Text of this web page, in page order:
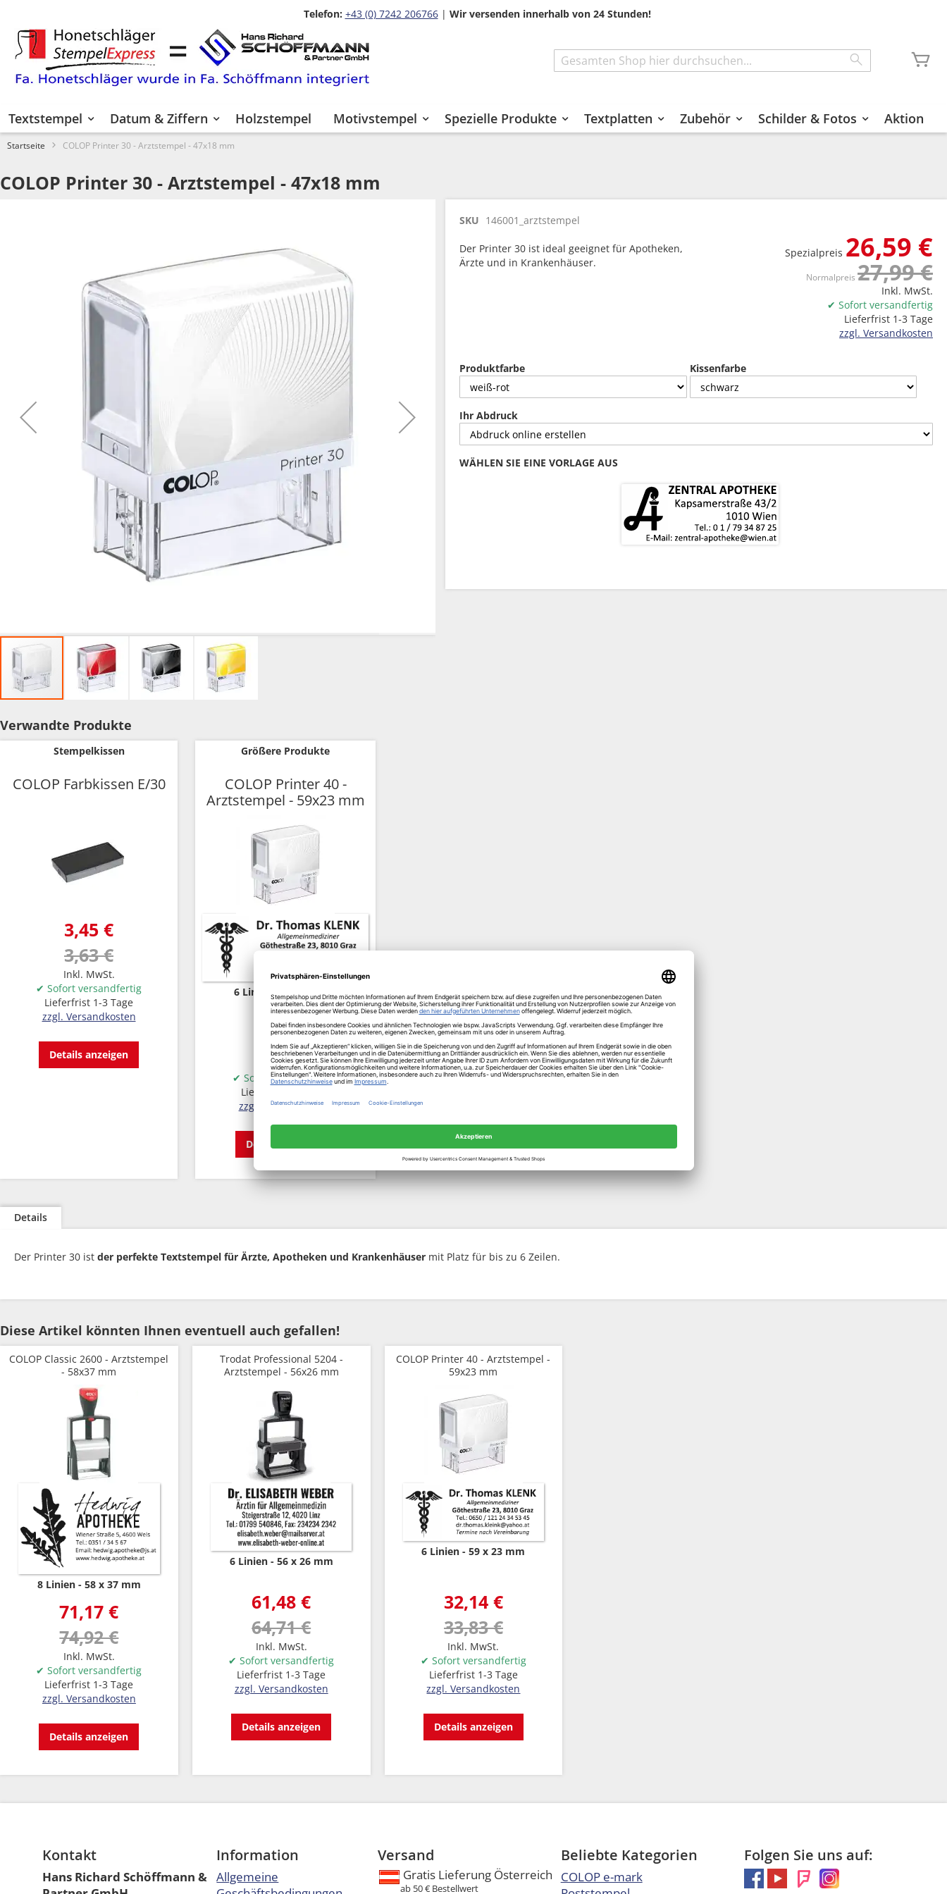
Telefon: +43 (0) 7242 206766| Wir versenden innerhalb von 24 Stunden!
Zum
Inhalt
springen
Textstempel Datum & Ziffern Holzstempel Motivstempel Spezielle Produkte Textplatten Zubehör Schilder & Fotos Aktion
Startseite COLOP Printer 30 - Arztstempel - 47x18 mm
COLOP Printer 30 - Arztstempel - 47x18 mm
Anfang
SKU 146001_arztstempel
Spezialpreis 26,59 €
Normalpreis 27,99 €
Inkl. MwSt.
✔ Sofort versandfertig
Lieferfrist 1-3 Tage
zzgl. Versandkosten
Der Printer 30 ist ideal geeignet für Apotheken,
Ärzte und in Krankenhäuser.
Produktfarbe Kissenfarbe
Ihr Abdruck
WÄHLEN SIE EINE VORLAGE AUS
Verwandte Produkte
Stempelkissen
COLOP Farbkissen E/30
3,45 €
3,63 €
Inkl. MwSt.
✔ Sofort versandfertig
Lieferfrist 1-3 Tage
zzgl. Versandkosten
Details anzeigen
Größere Produkte
COLOP Printer 40 -
Arztstempel - 59x23 mm
6 Linien 59 x 23 mm
32,14 €
33,83 €
Inkl. MwSt.
✔ Sofort versandfertig
Lieferfrist 1-3 Tage
zzgl. Versandkosten
Details anzeigen
Details
Der Printer 30 ist der perfekte Textstempel für Ärzte, Apotheken und Krankenhäuser mit Platz für bis zu 6 Zeilen.
Diese Artikel könnten Ihnen eventuell auch gefallen!
COLOP Classic 2600 - Arztstempel
- 58x37 mm
8 Linien 58 x 37 mm
71,17 €
74,92 €
Inkl. MwSt.
✔ Sofort versandfertig
Lieferfrist 1-3 Tage
zzgl. Versandkosten
Details anzeigen
Trodat Professional 5204 -
Arztstempel - 56x26 mm
6 Linien 56 x 26 mm
61,48 €
64,71 €
Inkl. MwSt.
✔ Sofort versandfertig
Lieferfrist 1-3 Tage
zzgl. Versandkosten
Details anzeigen
COLOP Printer 40 - Arztstempel -
59x23 mm
6 Linien 59 x 23 mm
32,14 €
33,83 €
Inkl. MwSt.
✔ Sofort versandfertig
Lieferfrist 1-3 Tage
zzgl. Versandkosten
Details anzeigen
Kontakt
Hans Richard Schöffmann &
Information
Allgemeine
Versand
Gratis Lieferung Österreich
ab 50 € Bestellwert
Beliebte Kategorien
COLOP e-mark
Folgen Sie uns auf: